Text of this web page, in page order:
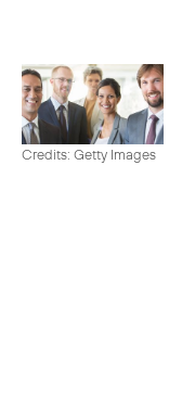
Credits: Getty Images